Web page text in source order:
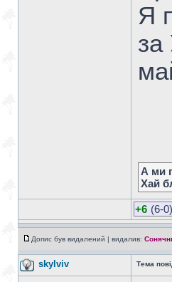
Я
за
А ми
Хай
+6 (6-0)
Допис був видалений | видалив:
skylviv Тема